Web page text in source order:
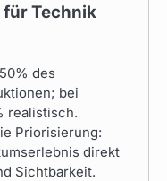
für Technik
des
bei
realistisch.
Priorisierung:
direkt
Sichtbarkeit.